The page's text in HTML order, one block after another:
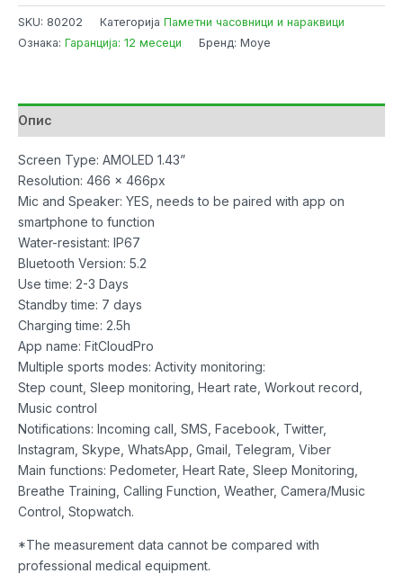
Kronos
SKU: 80202 Категорија Паметни часовници и нараквици
Ознака: Гаранција: 12 месеци Бренд: Moye
Опис
Screen Type: AMOLED 1.43”
Resolution: 466 x 466px
Mic and Speaker: YES, needs to be paired with app on
smartphone to function
Water-resistant: IP67
Bluetooth Version: 5.2
Use time: 2-3 Days
Standby time: 7 days
Charging time: 2.5h
App name: FitCIoudPro
Multiple sports modes: Activity monitoring:
Step count, Sleep monitoring, Heart rate, Workout record,
Music control
Notifications: Incoming call, SMS, Facebook, Twitter,
Instagram, Skype, WhatsApp, Gmail, Telegram, Viber
Main functions: Pedometer, Heart Rate, Sleep Monitoring,
Breathe Training, Calling Function, Weather, Camera/Music
Control, Stopwatch.
*The measurement data cannot be compared with
professional medical equipment.